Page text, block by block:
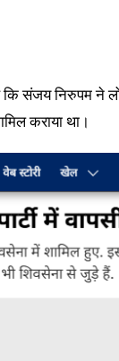
है कि संजय निरुपम ने
कराया था।